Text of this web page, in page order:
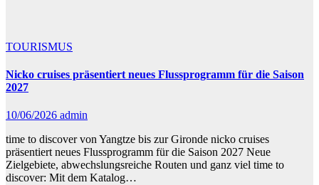
TOURISMUS
Nicko cruises präsentiert neues Flussprogramm für die Saison
2027
10/06/2026 admin
time to discover von Yangtze bis zur Gironde nicko cruises
präsentiert neues Flussprogramm für die Saison 2027 Neue
Zielgebiete, abwechslungsreiche Routen und ganz viel time to
discover: Mit dem Katalog…